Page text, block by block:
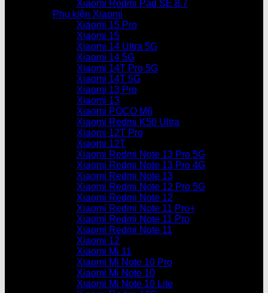
Xiaomi Redmi Pad SE 8.7
Phụ kiện Xiaomi
Xiaomi 15 Pro
Xiaomi 15
Xiaomi 14 Ultra 5G
Xiaomi 14 5G
Xiaomi 14T Pro 5G
Xiaomi 14T 5G
Xiaomi 13 Pro
Xiaomi 13
Xiaomi POCO M6
Xiaomi Redmi K50 Ultra
Xiaomi 12T Pro
Xiaomi 12T
Xiaomi Redmi Note 13 Pro 5G
Xiaomi Redmi Note 13 Pro 4G
Xiaomi Redmi Note 13
Xiaomi Redmi Note 12 Pro 5G
Xiaomi Redmi Note 12
Xiaomi Redmi Note 11 Pro+
Xiaomi Redmi Note 11 Pro
Xiaomi Redmi Note 11
Xiaomi 12
Xiaomi Mi 11
Xiaomi Mi Note 10 Pro
Xiaomi Mi Note 10
Xiaomi Mi Note 10 Lite